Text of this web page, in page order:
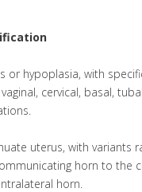
or hypoplasia, with
cervical, basal,
uterus, with variants
horn to the
horn.